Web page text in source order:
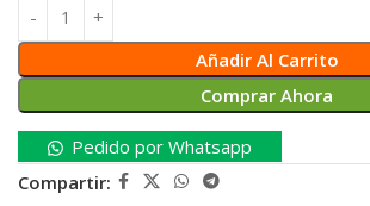
Añadir Al Carrito
Comprar Ahora
Pedido por Whatsapp
Compartir: